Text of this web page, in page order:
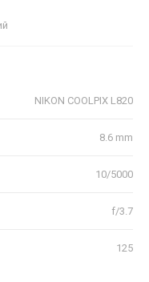
NIKON COOLPIX L820
8.6 mm
10/5000
f/3.7
125